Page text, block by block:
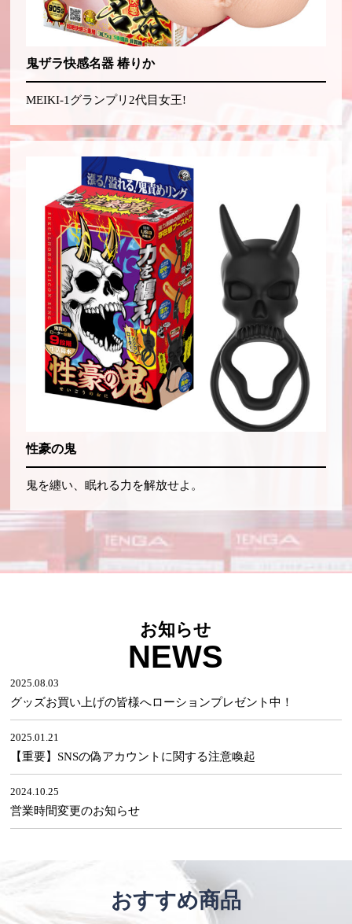
鬼ザラ快感名器 椿りか
MEIKI-1グランプリ2代目女王!
性豪の鬼
鬼を纏い、眠れる力を解放せよ。
お知らせ
NEWS
2025.08.03
グッズお買い上げの皆様へローションプレゼント中！
2025.01.21
【重要】SNSの偽アカウントに関する注意喚起
2024.10.25
営業時間変更のお知らせ
おすすめ商品